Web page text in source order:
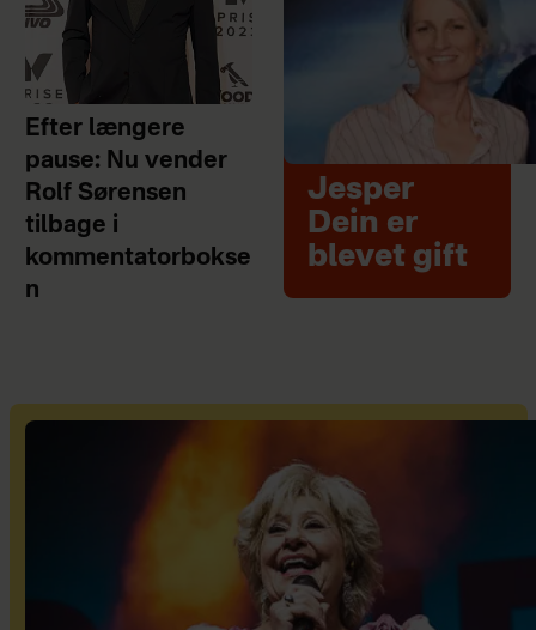
Efter længere
pause: Nu vender
Rolf Sørensen
tilbage i
kommentatorbokse
n
Jesper
Dein er
blevet gift